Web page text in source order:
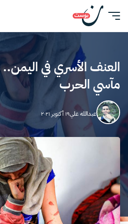
العنف الأسري في
مآسي الحرب
عبدالله علي١٩ أكتوبر ٢٠٢١